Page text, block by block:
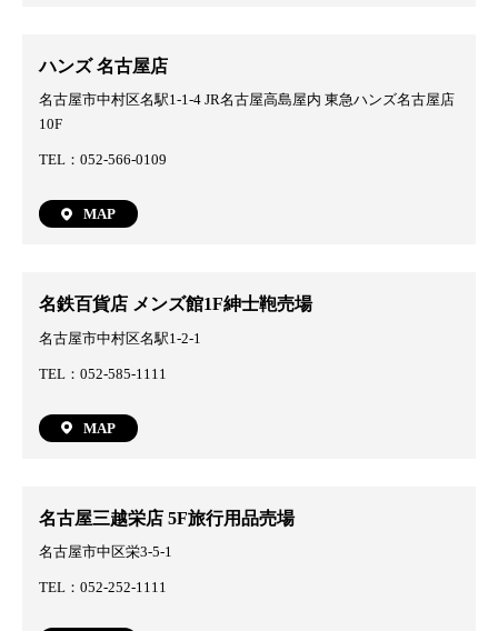
ハンズ 名古屋店
名古屋市中村区名駅1-1-4 JR名古屋高島屋内 東急ハンズ名古屋店
10F
TEL：052-566-0109
MAP
名鉄百貨店 メンズ館1F紳士鞄売場
名古屋市中村区名駅1-2-1
TEL：052-585-1111
MAP
名古屋三越栄店 5F旅行用品売場
名古屋市中区栄3-5-1
TEL：052-252-1111